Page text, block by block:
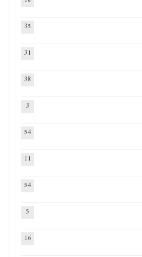
35
31
38
3
54
11
54
5
16